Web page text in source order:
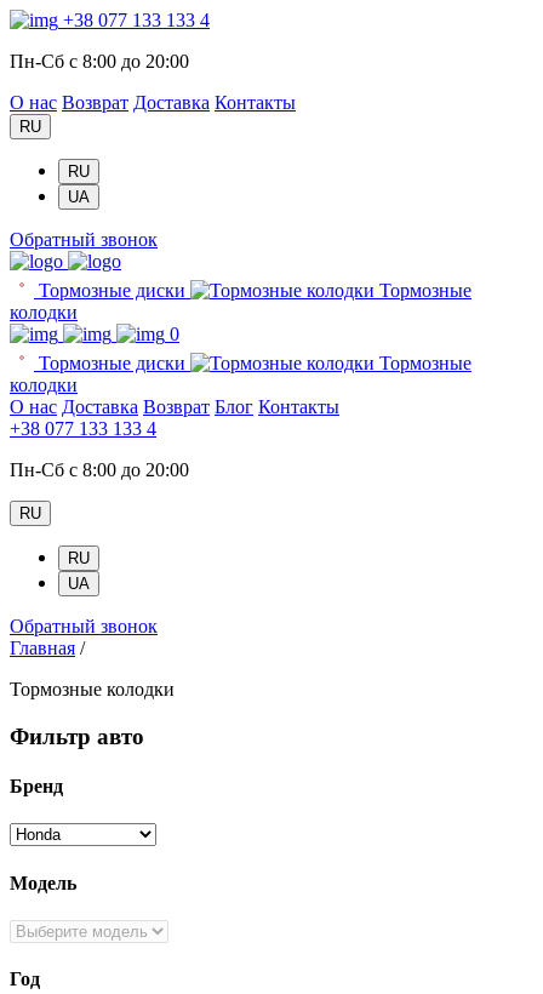
+38 077 133 133 4
Пн-Сб с 8:00 до 20:00
О нас Возврат Доставка Контакты
RU
RU
UA
Обратный звонок
Тормозные диски
Тормозные
колодки
0
Тормозные диски
Тормозные
колодки
О нас Доставка Возврат Блог Контакты
+38 077 133 133 4
Пн-Сб с 8:00 до 20:00
RU
RU
UA
Обратный звонок
Главная /
Тормозные колодки
Фильтр авто
Бренд
Модель
Год